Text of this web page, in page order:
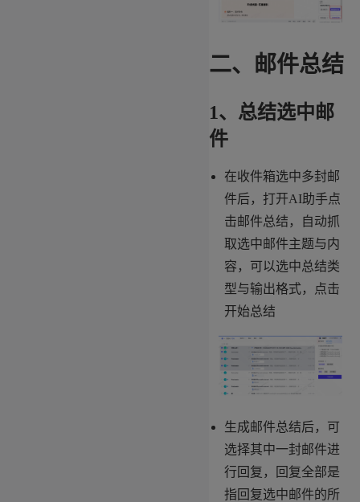
二、邮件总结
1、总结选中邮
件
在收件箱选中多封邮
件后，打开AI助手点
击邮件总结，自动抓
取选中邮件主题与内
容，可以选中总结类
型与输出格式，点击
开始总结
生成邮件总结后，可
选择其中一封邮件进
行回复，回复全部是
指回复选中邮件的所